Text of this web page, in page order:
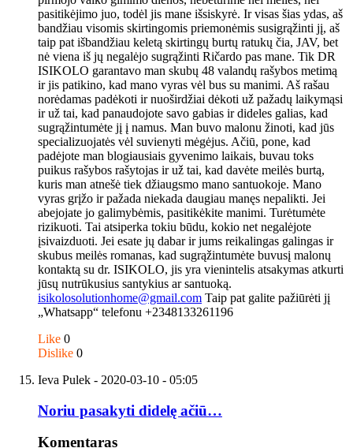
pasitikėjimo juo, todėl jis mane išsiskyrė. Ir visas šias ydas, aš
bandžiau visomis skirtingomis priemonėmis susigrąžinti jį, aš
taip pat išbandžiau keletą skirtingų burtų ratukų čia, JAV, bet
nė viena iš jų negalėjo sugrąžinti Ričardo pas mane. Tik DR
ISIKOLO garantavo man skubų 48 valandų rašybos metimą
ir jis patikino, kad mano vyras vėl bus su manimi. Aš rašau
norėdamas padėkoti ir nuoširdžiai dėkoti už pažadų laikymąsi
ir už tai, kad panaudojote savo gabias ir dideles galias, kad
sugrąžintumėte jį į namus. Man buvo malonu žinoti, kad jūs
specializuojatės vėl suvienyti mėgėjus. Ačiū, pone, kad
padėjote man blogiausiais gyvenimo laikais, buvau toks
puikus rašybos rašytojas ir už tai, kad davėte meilės burtą,
kuris man atnešė tiek džiaugsmo mano santuokoje. Mano
vyras grįžo ir pažada niekada daugiau manęs nepalikti. Jei
abejojate jo galimybėmis, pasitikėkite manimi. Turėtumėte
rizikuoti. Tai atsiperka tokiu būdu, kokio net negalėjote
įsivaizduoti. Jei esate jų dabar ir jums reikalingas galingas ir
skubus meilės romanas, kad sugrąžintumėte buvusį malonų
kontaktą su dr. ISIKOLO, jis yra vienintelis atsakymas atkurti
jūsų nutrūkusius santykius ar santuoką.
isikolosolutionhome@gmail.com Taip pat galite pažiūrėti jį
„Whatsapp“ telefonu +2348133261196
Like 0
Dislike 0
Ieva Pulek - 2020-03-10 - 05:05
Noriu pasakyti didelę ačiū…
Komentaras